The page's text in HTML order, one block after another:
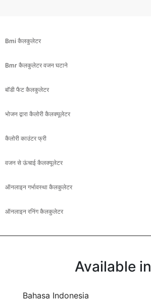
Bmi कैलकुलेटर
Bmr कैलकुलेटर वजन घटाने
बॉडी फैट कैलकुलेटर
भोजन द्वारा कैलोरी कैलक्यूलेटर
कैलोरी काउंटर फ्री
वजन से ऊंचाई कैलक्यूलेटर
ऑनलाइन गर्भावस्था कैलकुलेटर
ऑनलाइन रनिंग कैलकुलेटर
Available in
Bahasa Indonesia